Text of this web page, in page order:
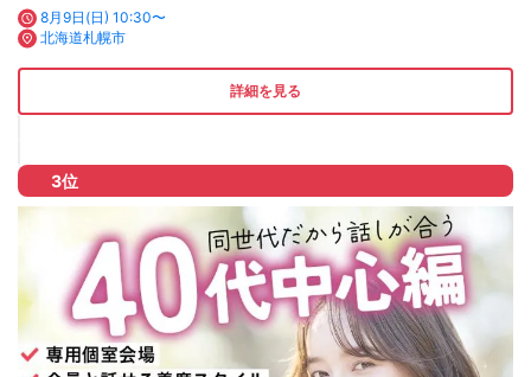
8月9日(日) 10:30〜
北海道札幌市
詳細を見る
3位